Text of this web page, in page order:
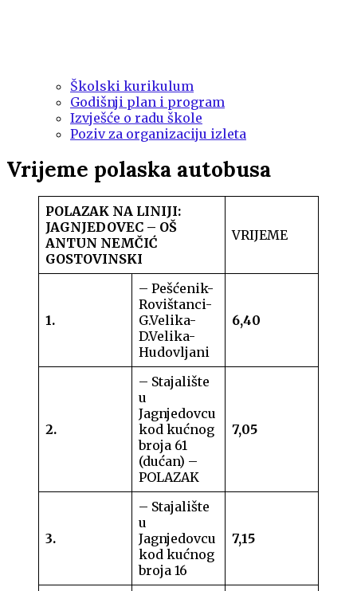
Školski kurikulum
Godišnji plan i program
Izvješće o radu škole
Poziv za organizaciju izleta
Vrijeme polaska autobusa
POLAZAK NA LINIJI:
JAGNJEDOVEC – OŠ
ANTUN NEMČIĆ
GOSTOVINSKI
VRIJEME
1.
– Pešćenik-
Rovištanci-
G.Velika-
D.Velika-
Hudovljani
6,40
2.
– Stajalište
u
Jagnjedovcu
kod kućnog
broja 61
(dućan) –
POLAZAK
7,05
3.
– Stajalište
u
Jagnjedovcu
kod kućnog
broja 16
7,15